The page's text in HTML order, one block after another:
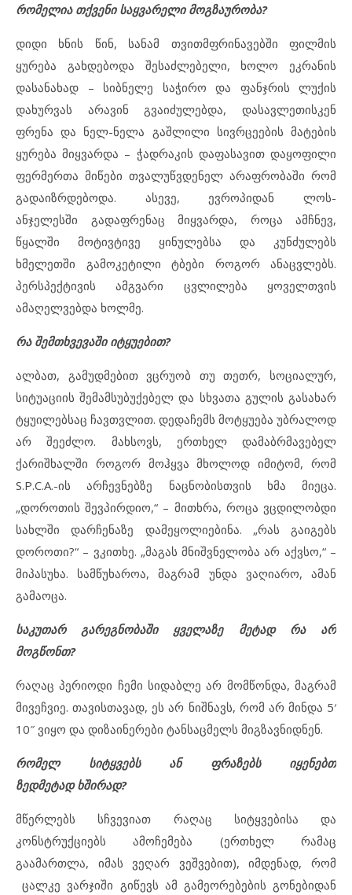
რომელია თქვენი საყვარელი მოგზაურობა?
დიდი ხნის წინ, სანამ თვითმფრინავებში ფილმის
ყურება გახდებოდა შესაძლებელი, ხოლო ეკრანის
დასანახად – სიბნელე საჭირო და ფანჯრის ლუქის
დახურვას არავინ გვაიძულებდა, დასავლეთისკენ
ფრენა და ნელ-ნელა გაშლილი სივრცეების მატების
ყურება მიყვარდა – ჭადრაკის დაფასავით დაყოფილი
ფერმერთა მიწები თვალუწვდენელ არაფრობაში რომ
გადაიზრდებოდა. ასევე, ევროპიდან ლოს-
ანჯელესში გადაფრენაც მიყვარდა, როცა ამჩნევ,
წყალში მოტივტივე ყინულებსა და კუნძულებს
ხმელეთში გამოკეტილი ტბები როგორ ანაცვლებს.
პერსპექტივის ამგვარი ცვლილება ყოველთვის
ამაღელვებდა ხოლმე.
რა შემთხვევაში იტყუებით?
ალბათ, გამუდმებით ვცრუობ თუ თეთრ, სოციალურ,
სიტუაციის შემამსუბუქებელ და სხვათა გულის გასახარ
ტყუილებსაც ჩავთვლით. დედაჩემს მოტყუება უბრალოდ
არ შეეძლო. მახსოვს, ერთხელ დამაბრმავებელ
ქარიშხალში როგორ მოჰყვა მხოლოდ იმიტომ, რომ
S.P.C.A.-ის არჩევნებზე ნაცნობისთვის ხმა მიეცა.
„დოროთის შევპირდიო,“ – მითხრა, როცა ვცდილობდი
სახლში დარჩენაზე დამეყოლიებინა. „რას გაიგებს
დოროთი?“ – ვკითხე. „მაგას მნიშვნელობა არ აქვსო,“ –
მიპასუხა. სამწუხაროა, მაგრამ უნდა ვაღიარო, ამან
გამაოცა.
საკუთარ გარეგნობაში ყველაზე მეტად რა არ
მოგწონთ?
რაღაც პერიოდი ჩემი სიდაბლე არ მომწონდა, მაგრამ
მივეჩვიე. თავისთავად, ეს არ ნიშნავს, რომ არ მინდა 5′
10″ ვიყო და დიზაინერები ტანსაცმელს მიგზავნიდნენ.
რომელ სიტყვებს ან ფრაზებს იყენებთ
ზედმეტად ხშირად?
მწერლებს სჩვევიათ რაღაც სიტყვებისა და
კონსტრუქციებს ამოჩემება (ერთხელ რამაც
გაამართლა, იმას ვეღარ ვეშვებით), იმდენად, რომ
ცალკე ვარჯიში გიწევს ამ გამეორებების გონებიდან